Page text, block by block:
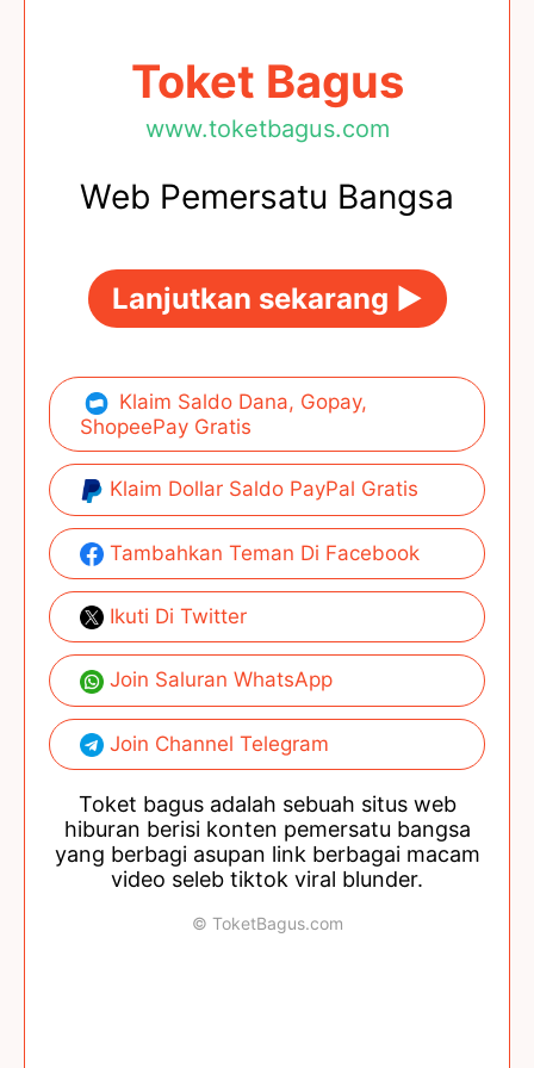
Toket Bagus
www.toketbagus.com
Web Pemersatu Bangsa
Lanjutkan sekarang ►
Klaim Saldo Dana, Gopay,
ShopeePay Gratis
Klaim Dollar Saldo PayPal Gratis
Tambahkan Teman Di Facebook
Ikuti Di Twitter
Join Saluran WhatsApp
Join Channel Telegram
Toket bagus adalah sebuah situs web
hiburan berisi konten pemersatu bangsa
yang berbagi asupan link berbagai macam
video seleb tiktok viral blunder.
© ToketBagus.com